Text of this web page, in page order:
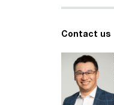
Contact us